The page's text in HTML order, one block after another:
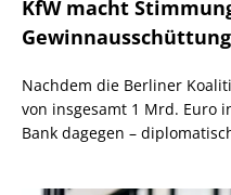
KfW macht
Nachdem die Berliner
von insgesamt 1 Mrd. Euro
Bank dagegen –